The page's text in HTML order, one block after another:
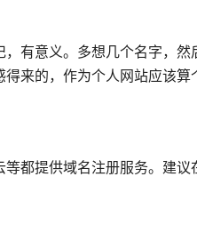
有意义。多想几个名字，
来的，作为个人网站应该
都提供域名注册服务。建议